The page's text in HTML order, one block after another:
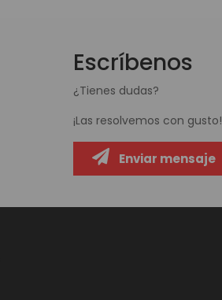
Escríbenos
¿Tienes dudas?
¡Las resolvemos con gusto!
Enviar mensaje